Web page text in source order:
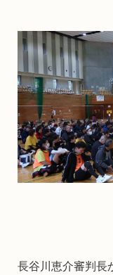
長谷川恵介審判長